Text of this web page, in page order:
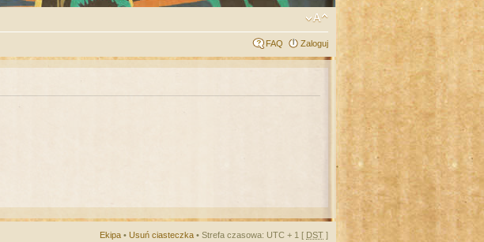
FAQ Zaloguj
Ekipa • Usuń ciasteczka • Strefa czasowa: UTC + 1 [ DST ]